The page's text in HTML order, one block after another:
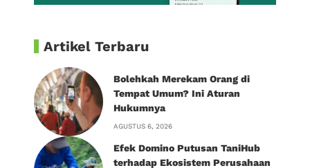
Artikel Terbaru
Bolehkah Merekam Orang di
Tempat Umum? Ini Aturan
Hukumnya
AGUSTUS 6, 2026
Efek Domino Putusan TaniHub
terhadap Ekosistem Perusahaan